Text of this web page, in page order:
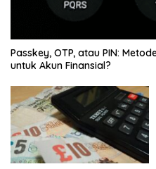
Passkey, OTP, atau PIN:
untuk Akun Finansial?